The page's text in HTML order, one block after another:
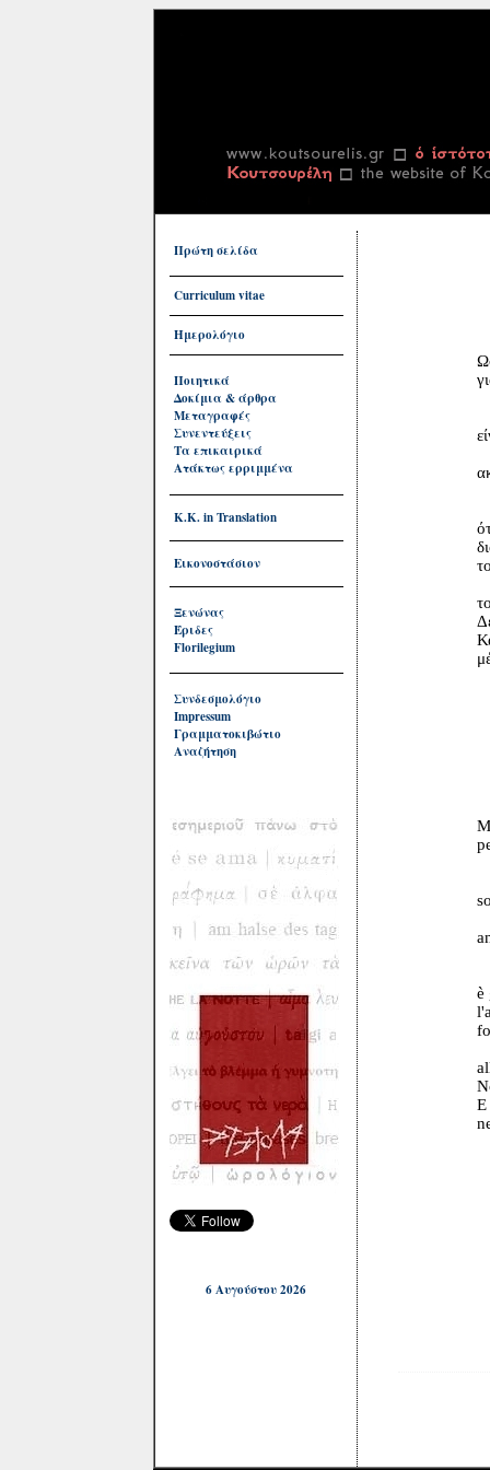
Πρώτη σελίδα
Curriculum vitae
Ημερολόγιο
Ποιητικά
Δοκίμια & άρθρα
Μεταγραφές
Συνεντεύξεις
Τα επικαιρικά
Ατάκτως ερριμμένα
Κ.Κ. in Translation
Εικονοστάσιον
Ξενώνας
Έριδες
Florilegium
Συνδεσμολόγιο
Impressum
Γραμματοκιβώτιο
Αναζήτηση
6 Αυγούστου 2026
Ωστόσο
γιατί
είναι
ότι η
τον
το
Δεν
Και τα
μέσα
Ma tu
è
Non li
E gli